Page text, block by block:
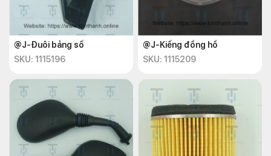
@J-Đuôi bảng số
SKU: 1115196
@J-Kiếng đồng hồ
SKU: 1115209